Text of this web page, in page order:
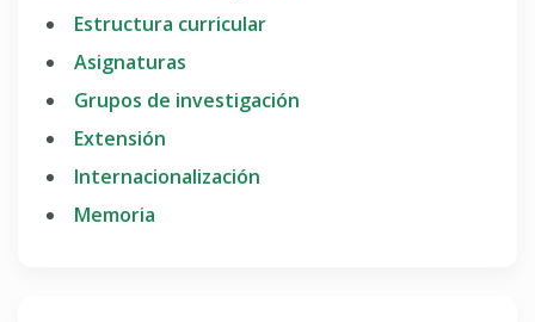
Estructura curricular
Asignaturas
Grupos de investigación
Extensión
Internacionalización
Memoria